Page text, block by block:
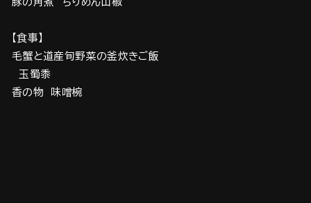
【食事】
毛蟹と道産旬野菜の釜炊きご飯
玉蜀黍
香の物 味噌椀